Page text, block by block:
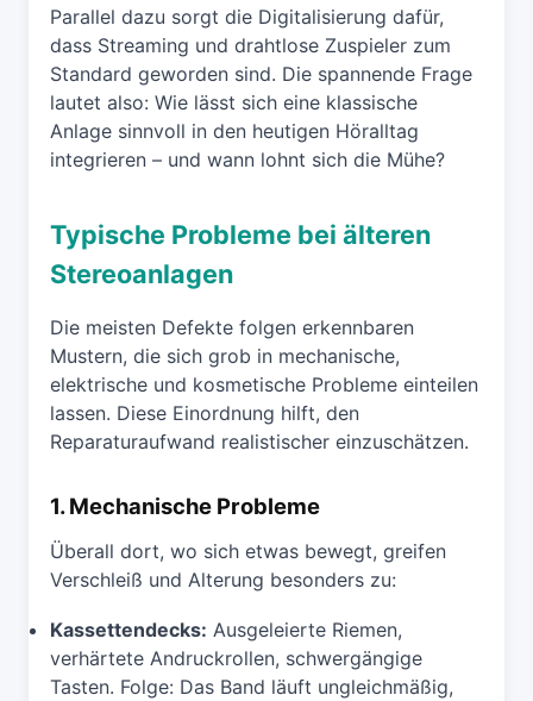
Parallel dazu sorgt die Digitalisierung dafür,
dass Streaming und drahtlose Zuspieler zum
Standard geworden sind. Die spannende Frage
lautet also: Wie lässt sich eine klassische
Anlage sinnvoll in den heutigen Höralltag
integrieren – und wann lohnt sich die Mühe?
Typische Probleme bei älteren
Stereoanlagen
Die meisten Defekte folgen erkennbaren
Mustern, die sich grob in mechanische,
elektrische und kosmetische Probleme einteilen
lassen. Diese Einordnung hilft, den
Reparaturaufwand realistischer einzuschätzen.
1. Mechanische Probleme
Überall dort, wo sich etwas bewegt, greifen
Verschleiß und Alterung besonders zu:
Kassettendecks: Ausgeleierte Riemen,
verhärtete Andruckrollen, schwergängige
Tasten. Folge: Das Band läuft ungleichmäßig,